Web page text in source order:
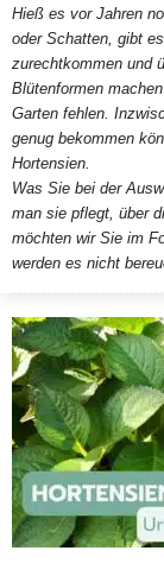
Hieß es vor Jahren
oder Schatten, gibt
zurechtkommen und
Blütenformen
Garten fehlen.
genug bekommen
Hortensien.
Was Sie bei der
man sie pflegt, über
möchten wir Sie im
werden es nicht